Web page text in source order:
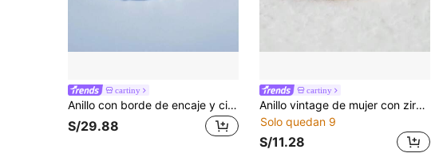
cartiny
Anillo con borde de encaje y circonita azul microincrustada de estilo europeo y americano para mujer
S/29.88
cartiny
Anillo vintage de mujer con zirconia estrellada minimalista, chapado en oro de 18K cepillado
Solo quedan 9
S/11.28